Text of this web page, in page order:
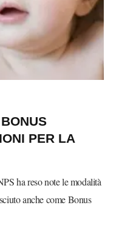
PER LA
ha reso note le modalità
anche come Bonus